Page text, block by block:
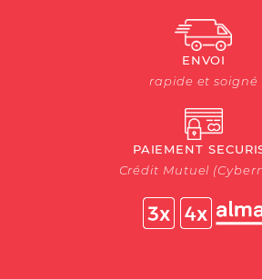
ENVOI
rapide et soigné
PAIEMENT
Crédit Mutuel